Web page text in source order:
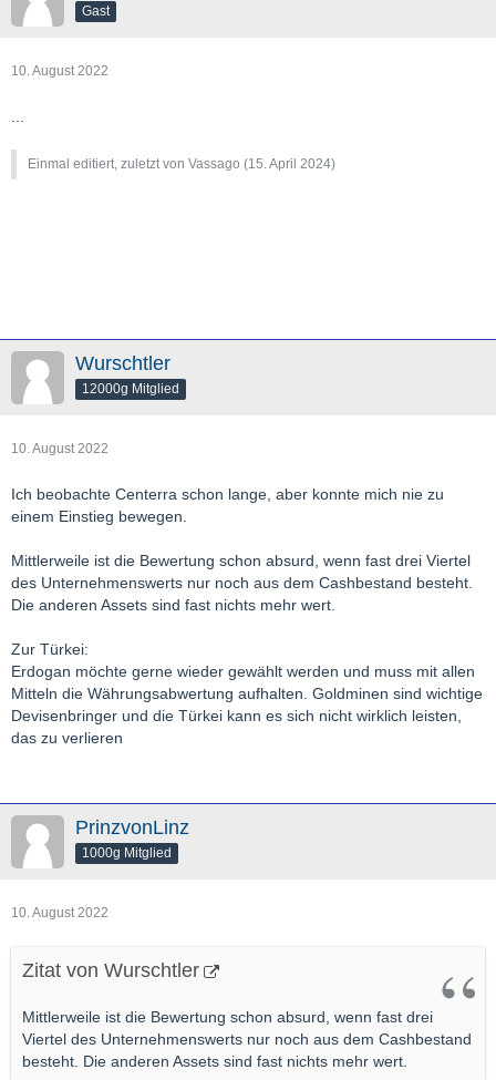
Gast
10. August 2022
Einmal editiert, zuletzt von Vassago (15. April 2024)
Wurschtler
12000g Mitglied
10. August 2022
Ich beobachte Centerra schon lange, aber konnte mich nie zu
einem Einstieg bewegen.
Mittlerweile ist die Bewertung schon absurd, wenn fast drei Viertel
des Unternehmenswerts nur noch aus dem Cashbestand besteht.
Die anderen Assets sind fast nichts mehr wert.
Zur Türkei:
Erdogan möchte gerne wieder gewählt werden und muss mit allen
Mitteln die Währungsabwertung aufhalten. Goldminen sind wichtige
Devisenbringer und die Türkei kann es sich nicht wirklich leisten,
das zu verlieren
PrinzvonLinz
1000g Mitglied
10. August 2022
Zitat von Wurschtler
Mittlerweile ist die Bewertung schon absurd, wenn fast drei
Viertel des Unternehmenswerts nur noch aus dem Cashbestand
besteht. Die anderen Assets sind fast nichts mehr wert.